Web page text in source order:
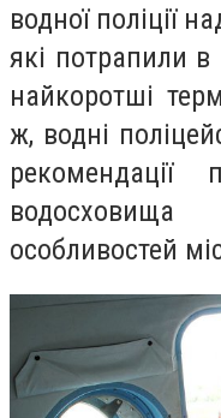
водної поліції
які потрапили в
найкоротші
ж, водні
особливостей